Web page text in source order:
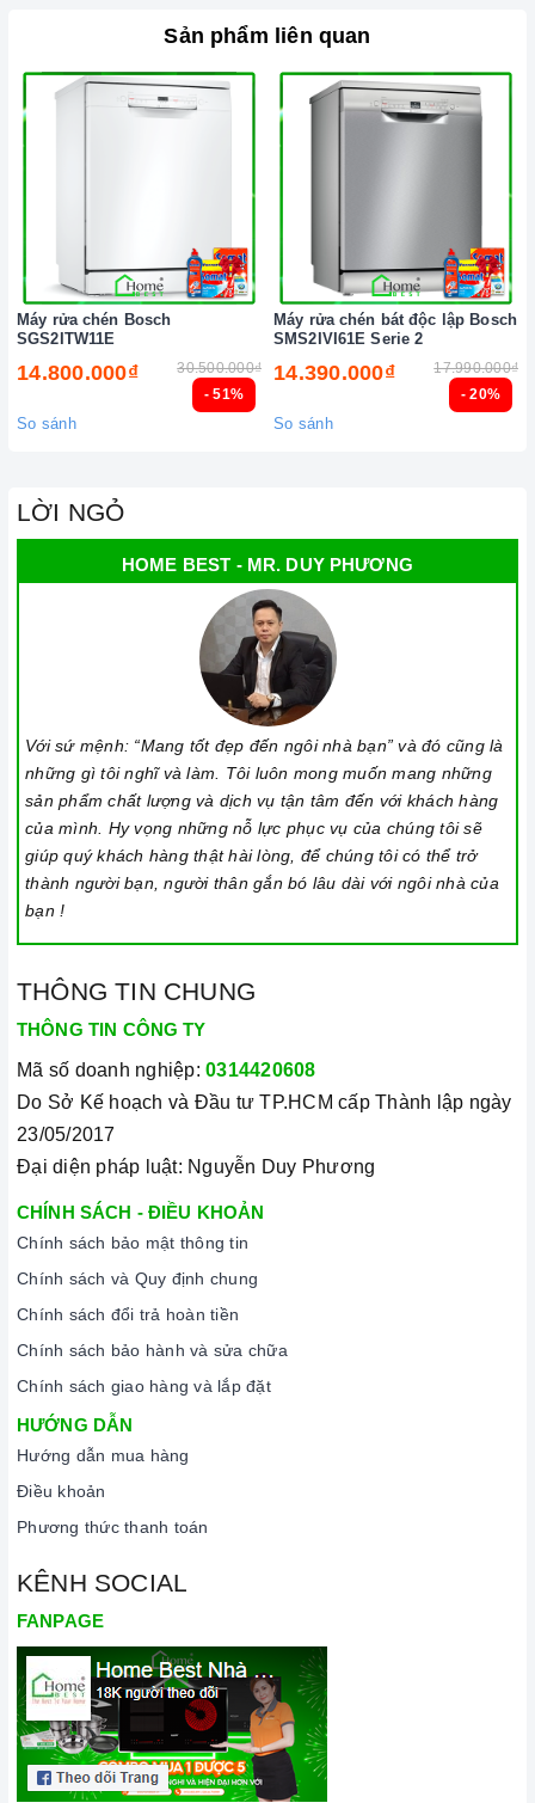
Sản phẩm liên quan
- 51%
Máy rửa chén Bosch
SGS2ITW11E
14.800.000₫ 30.500.000₫
So sánh
- 20%
Máy rửa chén bát độc lập Bosch
SMS2IVI61E Serie 2
14.390.000₫ 17.990.000₫
So sánh
LỜI NGỎ
HOME BEST - MR. DUY PHƯƠNG
Với sứ mệnh: “Mang tốt đẹp đến ngôi nhà bạn” và đó cũng là
những gì tôi nghĩ và làm. Tôi luôn mong muốn mang những
sản phẩm chất lượng và dịch vụ tận tâm đến với khách hàng
của mình. Hy vọng những nỗ lực phục vụ của chúng tôi sẽ
giúp quý khách hàng thật hài lòng, để chúng tôi có thể trở
thành người bạn, người thân gắn bó lâu dài với ngôi nhà của
bạn !
THÔNG TIN CHUNG
THÔNG TIN CÔNG TY
Mã số doanh nghiệp: 0314420608
Do Sở Kế hoạch và Đầu tư TP.HCM cấp Thành lập ngày
23/05/2017
Đại diện pháp luật: Nguyễn Duy Phương
CHÍNH SÁCH - ĐIỀU KHOẢN
Chính sách bảo mật thông tin
Chính sách và Quy định chung
Chính sách đổi trả hoàn tiền
Chính sách bảo hành và sửa chữa
Chính sách giao hàng và lắp đặt
HƯỚNG DẪN
Hướng dẫn mua hàng
Điều khoản
Phương thức thanh toán
KÊNH SOCIAL
FANPAGE